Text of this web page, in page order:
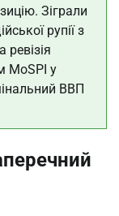
Зіграли
рупії з
MoSPI у
ВВП